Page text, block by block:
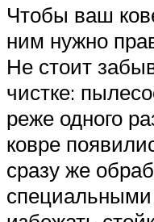
Чтобы ваш
ним нужно
Не стоит
чистке:
реже одного
ковре
сразу же